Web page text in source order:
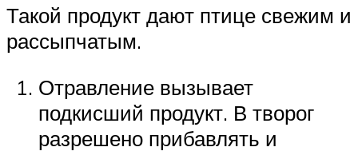
Такой продукт дают птице свежим и
рассыпчатым.
Отравление вызывает
подкисший продукт. В творог
разрешено прибавлять и